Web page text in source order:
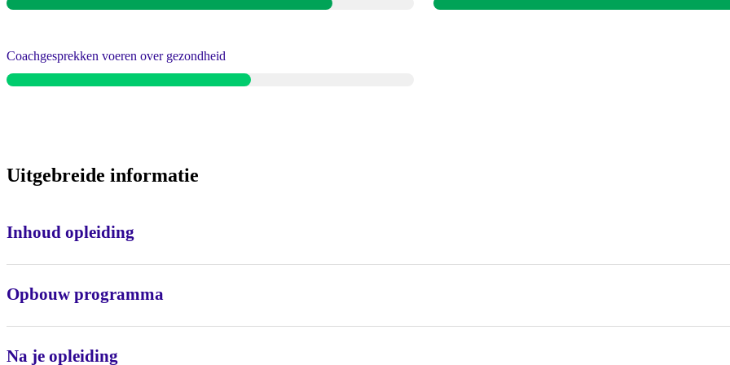
Coachgesprekken voeren over gezondheid
Uitgebreide informatie
Inhoud opleiding
Opbouw programma
Na je opleiding